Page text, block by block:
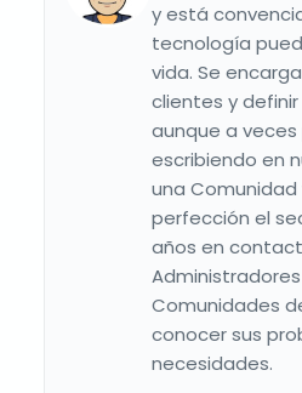
y está
tecnología
vida. Se
clientes y
aunque a
escribiendo en
una
perfección el
años en
Comunidades
conocer sus
necesidades.